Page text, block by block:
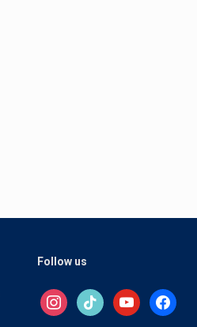
Follow us
instagramtiktok youtube facebook